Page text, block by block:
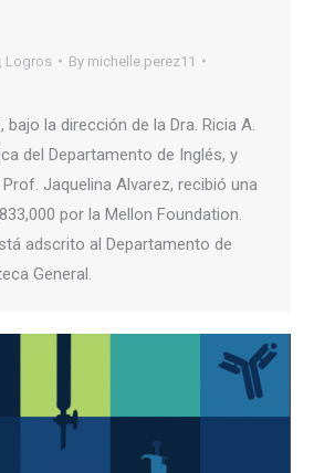
Logros By michelle.perez11
bajo la dirección de la Dra. Ricia A.
del Departamento de Inglés, y
Jaquelina Alvarez, recibió una
por la Mellon Foundation.
adscrito al Departamento de
General.